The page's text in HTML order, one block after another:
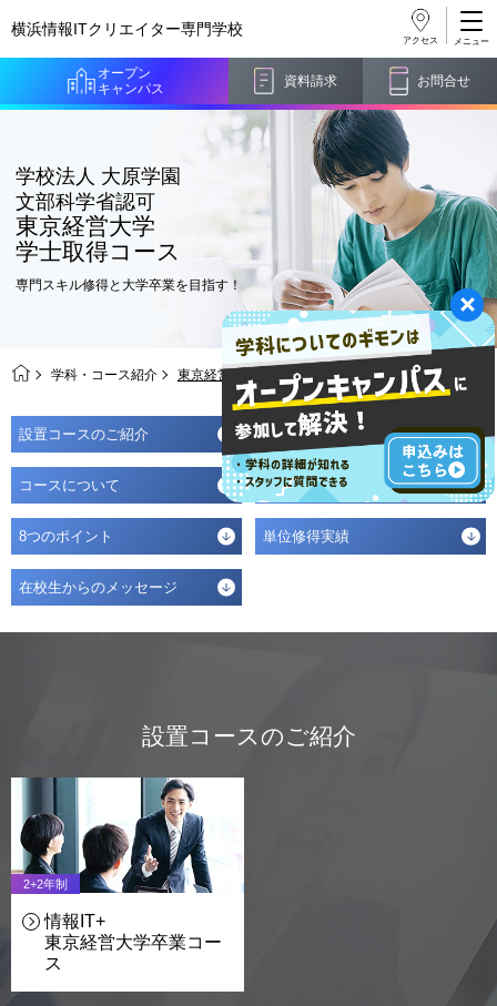
横浜情報ITクリエイター専門学校
オープン
キャンパス
資料請求 お問合せ
アクセス
学校法人 大原学園
文部科学省認可
東京経営大学
学士取得コース
専門スキル修得と大学卒業を目指す！
学科・コース紹介 東京経営大学 学士取得コース
設置コースのご紹介 東京経営大学について
コースについて 卒業までの流れ
8つのポイント 単位修得実績
在校生からのメッセージ
設置コースのご紹介
2+2年制
情報IT+
東京経営大学卒業コー
ス